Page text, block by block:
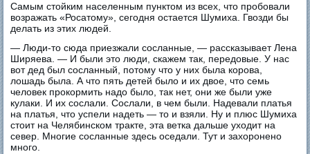
Самым стойким населенным пунктом из всех, что пробовали
возражать «Росатому», сегодня остается Шумиха. Гвозди бы
делать из этих людей.
— Люди-то сюда приезжали сосланные, — рассказывает Лена
Ширяева. — И были это люди, скажем так, передовые. У нас
вот дед был сосланный, потому что у них была корова,
лошадь была. А что пять детей было и их двое, что семь
человек прокормить надо было, так нет, они же были уже
кулаки. И их сослали. Сослали, в чем были. Надевали платья
на платья, что успели надеть — то и взяли. Ну и плюс Шумиха
стоит на Челябинском тракте, эта ветка дальше уходит на
север. Многие сосланные здесь оседали. Тут и захоронено
много.